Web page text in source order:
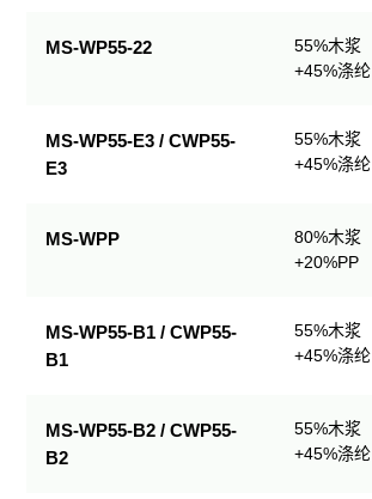
MS-WP55-22
55%木浆
+45%涤纶
MS-WP55-E3 / CWP55-
E3
55%木浆
+45%涤纶
MS-WPP
80%木浆
+20%PP
MS-WP55-B1 / CWP55-
B1
55%木浆
+45%涤纶
MS-WP55-B2 / CWP55-
B2
55%木浆
+45%涤纶